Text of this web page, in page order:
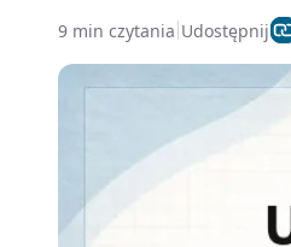
9 min czytania Udostępnij